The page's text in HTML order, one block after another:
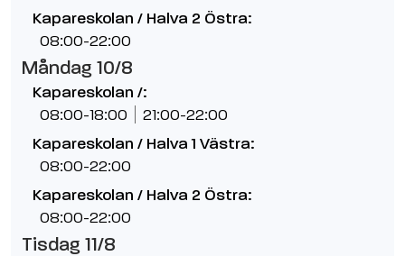
Kapareskolan / Halva 2 Östra:
08:00-22:00
Måndag 10/8
Kapareskolan /:
08:00-18:00 21:00-22:00
Kapareskolan / Halva 1 Västra:
08:00-22:00
Kapareskolan / Halva 2 Östra:
08:00-22:00
Tisdag 11/8